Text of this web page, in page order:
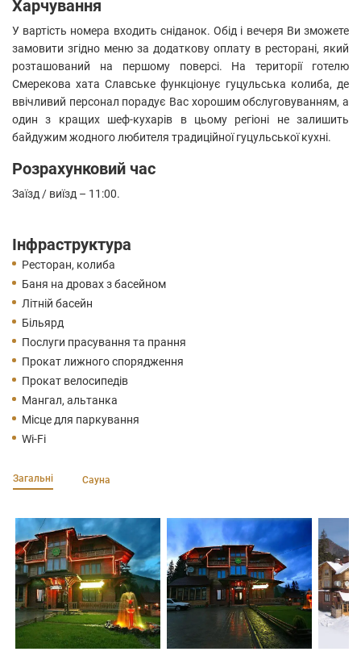
Харчування
У вартість номера входить сніданок. Обід і вечеря Ви зможете
замовити згідно меню за додаткову оплату в ресторані, який
розташований на першому поверсі. На території готелю
Смерекова хата Славське функціонує гуцульська колиба, де
ввічливий персонал порадує Вас хорошим обслуговуванням, а
один з кращих шеф-кухарів в цьому регіоні не залишить
байдужим жодного любителя традиційної гуцульської кухні.
Розрахунковий час
Заїзд / виїзд – 11:00.
Інфраструктура
Ресторан, колиба
Баня на дровах з басейном
Літній басейн
Більярд
Послуги прасування та прання
Прокат лижного спорядження
Прокат велосипедів
Мангал, альтанка
Місце для паркування
Wi-Fi
Загальні Сауна